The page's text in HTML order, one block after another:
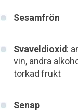
Sesamfrön
Svaveldioxid:
vin, andra
torkad frukt
Senap